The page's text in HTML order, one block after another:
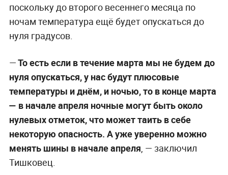
поскольку до второго весеннего месяца по
ночам температура ещё будет опускаться до
нуля градусов.
—То есть если в течение марта мы не будем до
нуля опускаться, у нас будут плюсовые
температуры и днём, и ночью, то в конце марта
— в начале апреля ночные могут быть около
нулевых отметок, что может таить в себе
некоторую опасность. А уже уверенно можно
менять шины в начале апреля , — заключил
Тишковец.